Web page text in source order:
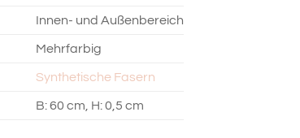
Innen- und Außenbereich
Mehrfarbig
Synthetische Fasern
B: 60 cm, H: 0,5 cm